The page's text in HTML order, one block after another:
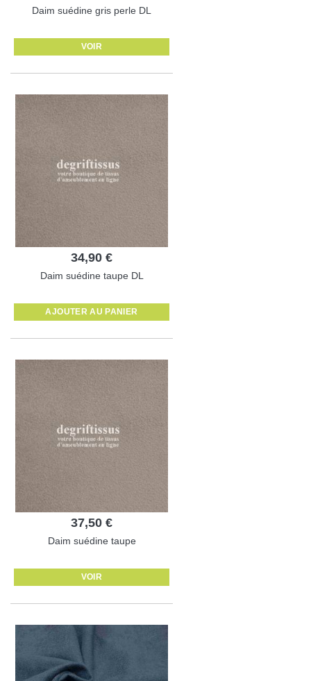
Daim suédine gris perle DL
VOIR
34,90 €
Daim suédine taupe DL
AJOUTER AU PANIER
37,50 €
Daim suédine taupe
VOIR